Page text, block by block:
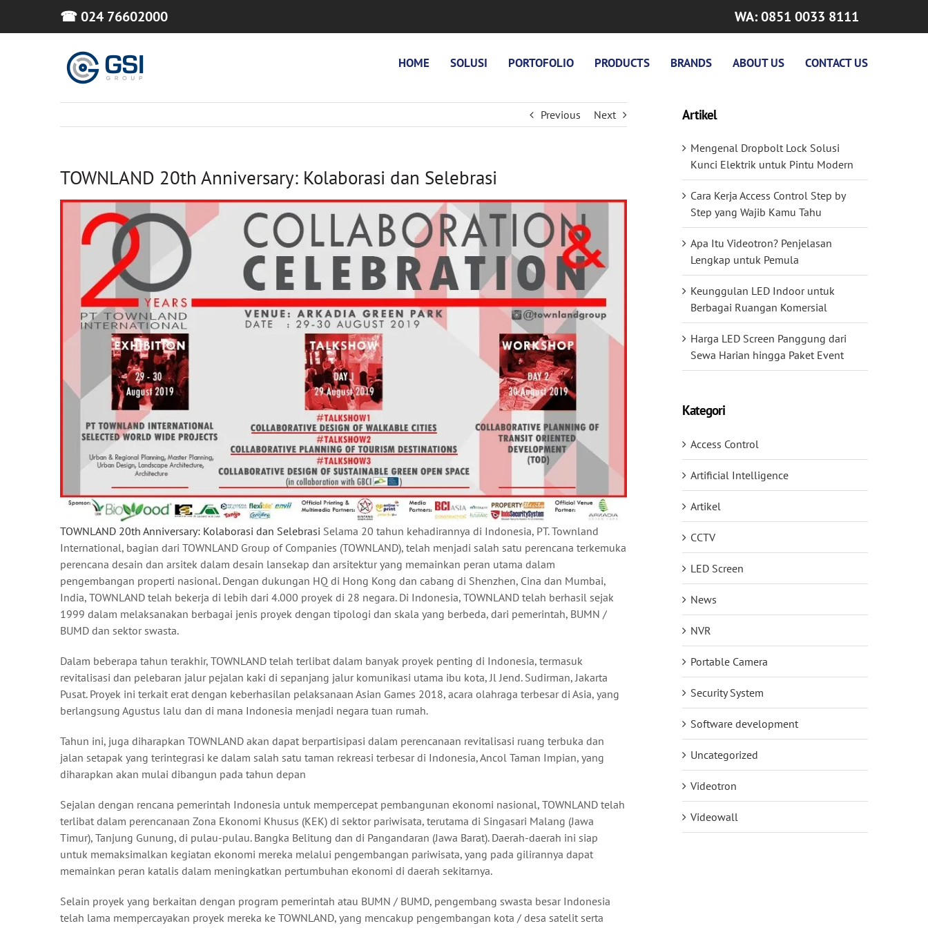
☎ 024 76602000 WA: 0851 0033 8111
HOME SOLUSI PORTOFOLIO PRODUCTS BRANDS ABOUT US CONTACT US
Previous Next
TOWNLAND 20th Anniversary: Kolaborasi dan Selebrasi
TOWNLAND 20th Anniversary: Kolaborasi dan Selebrasi Selama 20 tahun kehadirannya di Indonesia, PT. Townland
International, bagian dari TOWNLAND Group of Companies (TOWNLAND), telah menjadi salah satu perencana terkemuka
perencana desain dan arsitek dalam desain lansekap dan arsitektur yang memainkan peran utama dalam
pengembangan properti nasional. Dengan dukungan HQ di Hong Kong dan cabang di Shenzhen, Cina dan Mumbai,
India, TOWNLAND telah bekerja di lebih dari 4.000 proyek di 28 negara. Di Indonesia, TOWNLAND telah berhasil sejak
1999 dalam melaksanakan berbagai jenis proyek dengan tipologi dan skala yang berbeda, dari pemerintah, BUMN /
BUMD dan sektor swasta.
Dalam beberapa tahun terakhir, TOWNLAND telah terlibat dalam banyak proyek penting di Indonesia, termasuk
revitalisasi dan pelebaran jalur pejalan kaki di sepanjang jalur komunikasi utama ibu kota, Jl Jend. Sudirman, Jakarta
Pusat. Proyek ini terkait erat dengan keberhasilan pelaksanaan Asian Games 2018, acara olahraga terbesar di Asia, yang
berlangsung Agustus lalu dan di mana Indonesia menjadi negara tuan rumah.
Tahun ini, juga diharapkan TOWNLAND akan dapat berpartisipasi dalam perencanaan revitalisasi ruang terbuka dan
jalan setapak yang terintegrasi ke dalam salah satu taman rekreasi terbesar di Indonesia, Ancol Taman Impian, yang
diharapkan akan mulai dibangun pada tahun depan
Sejalan dengan rencana pemerintah Indonesia untuk mempercepat pembangunan ekonomi nasional, TOWNLAND telah
terlibat dalam perencanaan Zona Ekonomi Khusus (KEK) di sektor pariwisata, terutama di Singasari Malang (Jawa
Timur), Tanjung Gunung, di pulau-pulau. Bangka Belitung dan di Pangandaran (Jawa Barat). Daerah-daerah ini siap
untuk memaksimalkan kegiatan ekonomi mereka melalui pengembangan pariwisata, yang pada gilirannya dapat
memainkan peran katalis dalam meningkatkan pertumbuhan ekonomi di daerah sekitarnya.
Selain proyek yang berkaitan dengan program pemerintah atau BUMN / BUMD, pengembang swasta besar Indonesia
telah lama mempercayakan proyek mereka ke TOWNLAND, yang mencakup pengembangan kota / desa satelit serta
Artikel
Mengenal Dropbolt Lock Solusi
Kunci Elektrik untuk Pintu Modern
Cara Kerja Access Control Step by
Step yang Wajib Kamu Tahu
Apa Itu Videotron? Penjelasan
Lengkap untuk Pemula
Keunggulan LED Indoor untuk
Berbagai Ruangan Komersial
Harga LED Screen Panggung dari
Sewa Harian hingga Paket Event
Kategori
Access Control
Artificial Intelligence
Artikel
CCTV
LED Screen
News
NVR
Portable Camera
Security System
Software development
Uncategorized
Videotron
Videowall